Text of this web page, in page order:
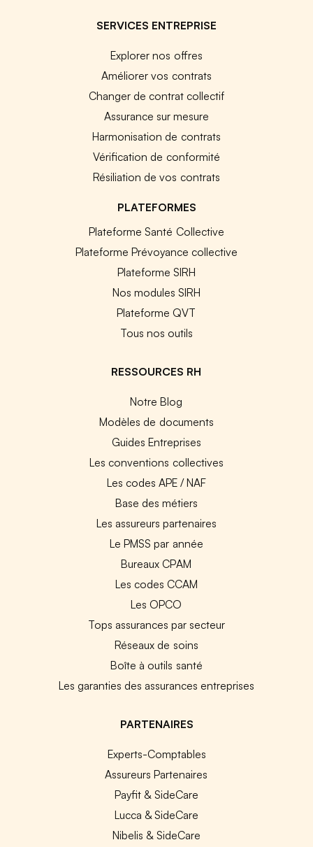
SERVICES ENTREPRISE
Explorer nos offres
Améliorer vos contrats
Changer de contrat collectif
Assurance sur mesure
Harmonisation de contrats
Vérification de conformité
Résiliation de vos contrats
PLATEFORMES
Plateforme Santé Collective
Plateforme Prévoyance collective
Plateforme SIRH
Nos modules SIRH
Plateforme QVT
Tous nos outils
RESSOURCES RH
Notre Blog
Modèles de documents
Guides Entreprises
Les conventions collectives
Les codes APE / NAF
Base des métiers
Les assureurs partenaires
Le PMSS par année
Bureaux CPAM
Les codes CCAM
Les OPCO
Tops assurances par secteur
Réseaux de soins
Boîte à outils santé
Les garanties des assurances entreprises
PARTENAIRES
Experts-Comptables
Assureurs Partenaires
Payfit & SideCare
Lucca & SideCare
Nibelis & SideCare